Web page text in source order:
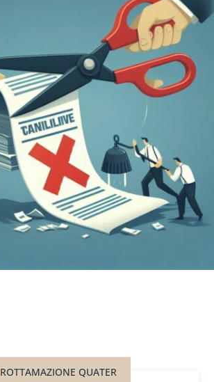
ROTTAMAZIONE QUATER